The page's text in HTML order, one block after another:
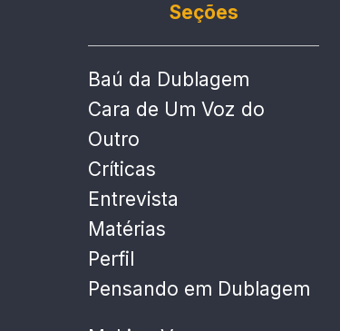
Seções
Baú da Dublagem
Cara de Um Voz do
Outro
Críticas
Entrevista
Matérias
Perfil
Pensando em Dublagem